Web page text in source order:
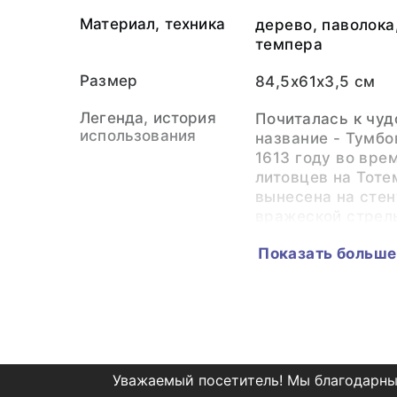
Материал, техника
дерево,
темпера
Размер 84,5х61х3,5 см
Легенда, история
использования
Почиталась к
название -
1613 году во
литовцев на
вынесена на
церкви, «враги
и
21.02.2025-
Показать больше
Уважаемый посетитель! Мы